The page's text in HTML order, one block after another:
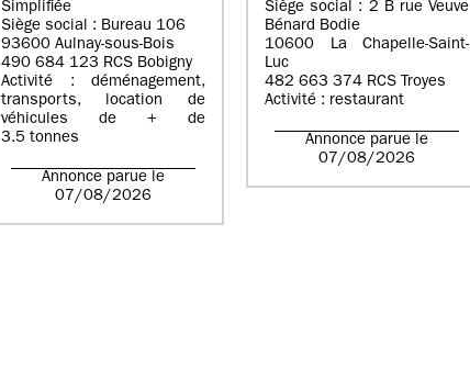
Simplifiée
Siège social : Bureau 106
93600 Aulnay-sous-Bois
490 684 123 RCS Bobigny
Activité : déménagement,
transports, location de
véhicules de + de
3.5 tonnes
Annonce parue le
07/08/2026
Siège social : 2 B rue Veuve
Bénard Bodie
10600 La Chapelle-Saint-
Luc
482 663 374 RCS Troyes
Activité : restaurant
Annonce parue le
07/08/2026